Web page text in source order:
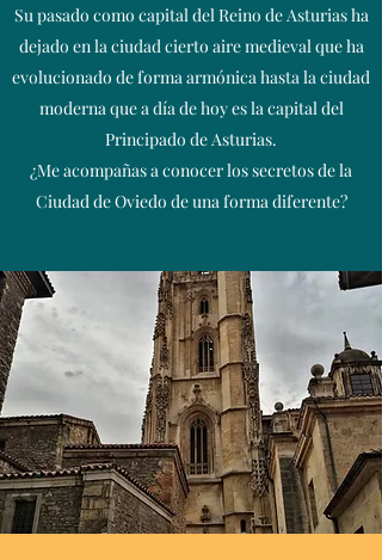
Su pasado como capital del Reino de Asturias ha
dejado en la ciudad cierto aire medieval que ha
evolucionado de forma armónica hasta la ciudad
moderna que a día de hoy es la capital del
Principado de Asturias.
¿Me acompañas a conocer los secretos de la
Ciudad de Oviedo de una forma diferente?